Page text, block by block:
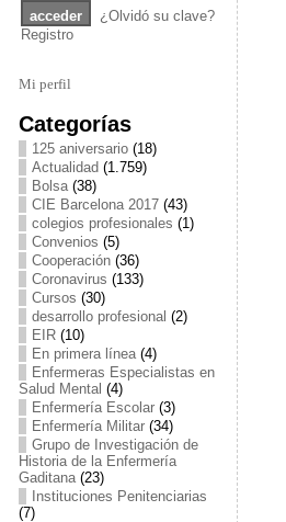
¿Olvidó su clave?
Registro
Mi perfil
Categorías
125 aniversario(18)
Actualidad (1.759)
Bolsa(38)
CIE Barcelona 2017(43)
colegios profesionales (1)
Convenios (5)
Cooperación(36)
Coronavirus (133)
Cursos (30)
desarrollo profesional (2)
EIR(10)
En primera línea(4)
Enfermeras Especialistas en
Salud Mental (4)
Enfermería Escolar(3)
Enfermería Militar(34)
Grupo de Investigación de
Historia de la Enfermería
Gaditana(23)
Instituciones Penitenciarias
(7)